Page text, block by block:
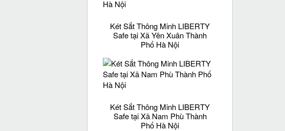
Két Sắt Thông Minh LIBERTY
Safe tại Xã Yên Xuân Thành
Phố Hà Nội
Két Sắt Thông Minh LIBERTY
Safe tại Xã Nam Phù Thành
Phố Hà Nội